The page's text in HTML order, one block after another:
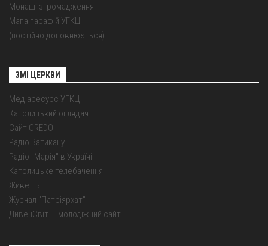
Монаші згромадження
Мапа парафій УГКЦ
(постійно доповнюється)
ЗМІ ЦЕРКВИ
Медіаресурс УГКЦ
Католицький оглядач
Сайт CREDO
Радіо Ватикану
Радіо "Марія" в Україні
Католицьке телебачення
Живе ТБ
Журнал "Патріярхат"
ДивенСвіт — молодіжний сайт